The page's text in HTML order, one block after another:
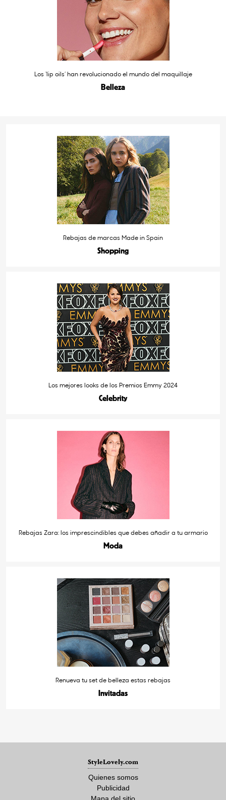
Los ‘lip oils’ han revolucionado el mundo del maquillaje
Belleza
Rebajas de marcas Made in Spain
Shopping
Los mejores looks de los Premios Emmy 2024
Celebrity
Rebajas Zara: los imprescindibles que debes añadir a tu armario
Moda
Renueva tu set de belleza estas rebajas
Invitadas
StyleLovely.com
Quienes somos
Publicidad